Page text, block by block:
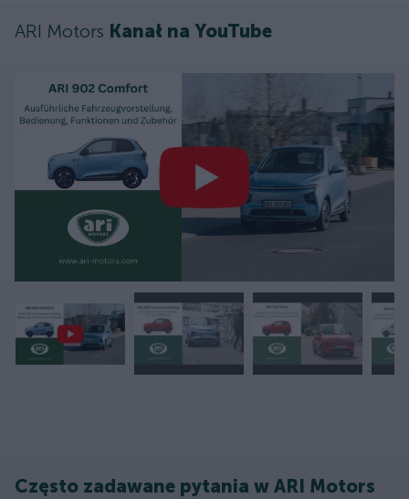
ARI Motors Kanał na YouTube
Często zadawane pytania w ARI Motors